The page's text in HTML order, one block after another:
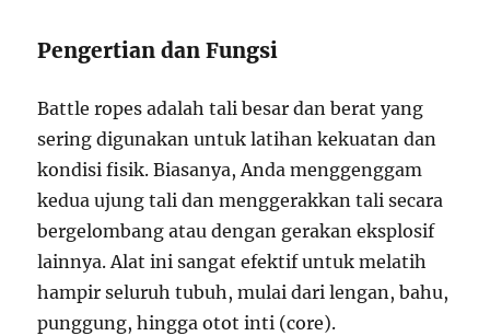
Pengertian dan Fungsi
Battle ropes adalah tali besar dan berat yang
sering digunakan untuk latihan kekuatan dan
kondisi fisik. Biasanya, Anda menggenggam
kedua ujung tali dan menggerakkan tali secara
bergelombang atau dengan gerakan eksplosif
lainnya. Alat ini sangat efektif untuk melatih
hampir seluruh tubuh, mulai dari lengan, bahu,
punggung, hingga otot inti (core).